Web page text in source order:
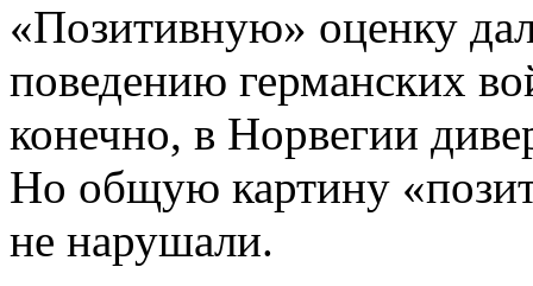
«Позитивную» оценку
поведению германских
конечно, в Норвегии
Но общую картину
не нарушали.